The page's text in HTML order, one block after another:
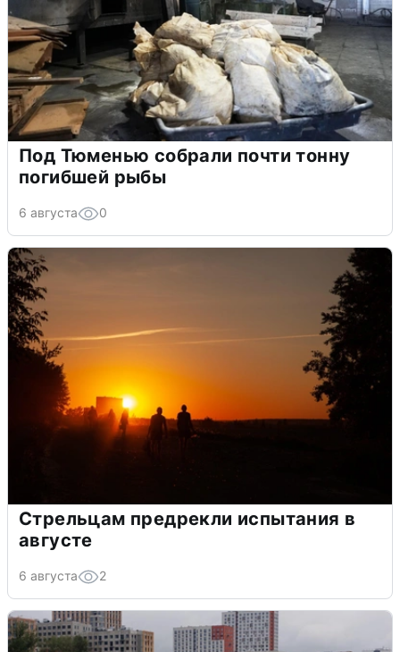
Под Тюменью собрали почти тонну
погибшей рыбы
6 августа 0
Стрельцам предрекли испытания в
августе
6 августа 2